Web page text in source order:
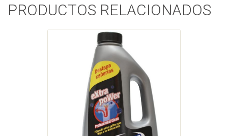
PRODUCTOS RELACIONADOS